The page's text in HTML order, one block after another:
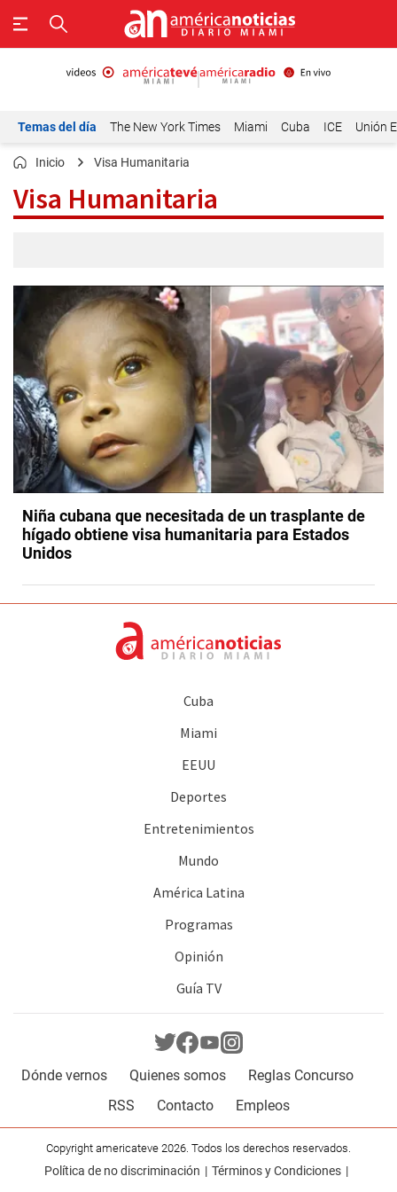
Temas del día The New York Times Miami Cuba ICE Unión
Inicio Visa Humanitaria
Visa Humanitaria
Niña cubana que necesitada de un trasplante de
hígado obtiene visa humanitaria para Estados
Unidos
Cuba
Miami
EEUU
Deportes
Entretenimientos
Mundo
América Latina
Programas
Opinión
Guía TV
Dónde vernos Quienes somos
Reglas Concurso
RSS
Contacto Empleos
Copyright americateve 2026. Todos los derechos reservados.
Política de no discriminación
Términos y Condiciones